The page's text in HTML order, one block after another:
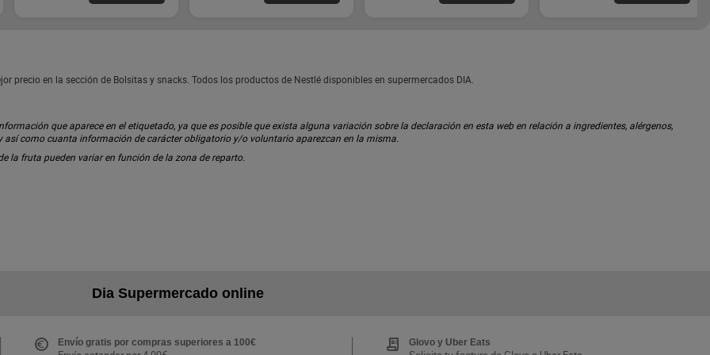
en la sección de Bolsitas y snacks. Todos los productos de Nestlé disponibles en supermercados DIA.
que aparece en el etiquetado, ya que es posible que exista alguna variación sobre la declaración en esta web en relación a ingredientes, alérgenos,
como cuanta información de carácter obligatorio y/o voluntario aparezcan en la misma.
la fruta pueden variar en función de la zona de reparto.
Dia Supermercado online
Envío gratis por compras superiores a 100€ Glovo y Uber Eats